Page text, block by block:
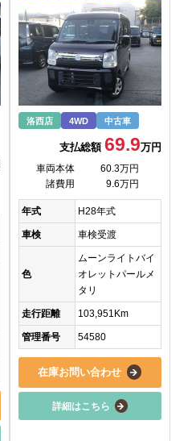
洛西店 4WD 中古車
支払総額69.9万円
車両本体
60.3万円
諸費用
9.6万円
年式 H28年式
車検 車検受渡
色
ムーンライトバイ
オレットパールメ
タリ
走行距離 103,951Km
管理番号 54580
在庫お問い合わせ
詳細はこちら